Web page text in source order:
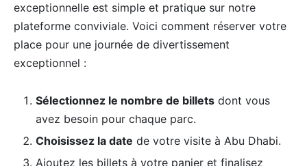
exceptionnelle est simple et pratique sur notre
plateforme conviviale. Voici comment réserver votre
place pour une journée de divertissement
exceptionnel :
Sélectionnez le nombre de billetsdont vous
avez besoin pour chaque parc.
Choisissez la date de votre visite à Abu Dhabi.
Ajoutez les billets à votre panier et finalisez